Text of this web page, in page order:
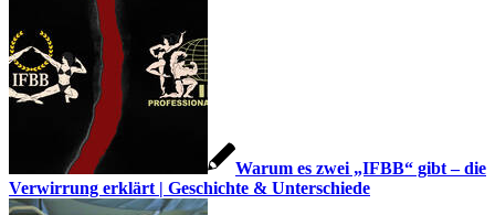
Warum es zwei „IFBB“ gibt – die
Verwirrung erklärt | Geschichte & Unterschiede